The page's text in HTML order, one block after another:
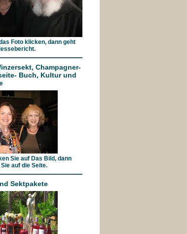
Foto klicken, dann geht
Champagner-
Buch, Kultur und
Sie auf Das Bild, dann
auf die Seite.
Sektpakete